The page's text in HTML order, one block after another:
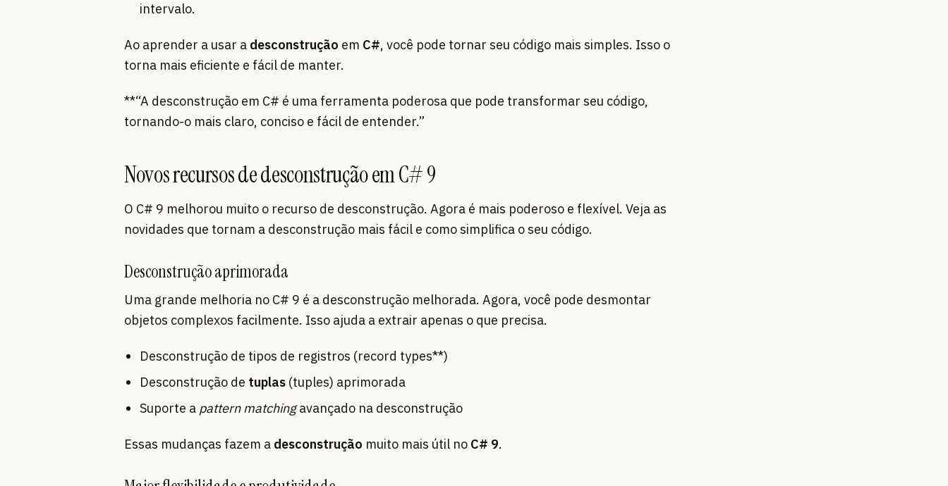
intervalo.
Ao aprender a usar a desconstrução em C#, você pode tornar seu código mais simples. Isso o
torna mais eficiente e fácil de manter.
**“A desconstrução em C# é uma ferramenta poderosa que pode transformar seu código,
tornando-o mais claro, conciso e fácil de entender.”
Novos recursos de desconstrução em C# 9
O C# 9 melhorou muito o recurso de desconstrução. Agora é mais poderoso e flexível. Veja as
novidades que tornam a desconstrução mais fácil e como simplifica o seu código.
Desconstrução aprimorada
Uma grande melhoria no C# 9 é a desconstrução melhorada. Agora, você pode desmontar
objetos complexos facilmente. Isso ajuda a extrair apenas o que precisa.
Desconstrução de tipos de registros (record types**)
Desconstrução de tuplas (tuples) aprimorada
Suporte a pattern matchingavançado na desconstrução
Essas mudanças fazem a desconstrução muito mais útil no C# 9.